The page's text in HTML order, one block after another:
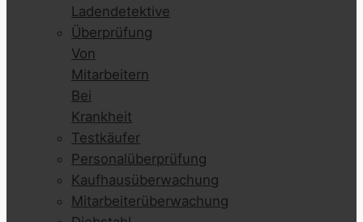
Ladendetektive
Überprüfung
Von
Mitarbeitern
Bei
Krankheit
Testkäufer
Personalüberprüfung
Kaufhausüberwachung
Mitarbeiterüberwachung